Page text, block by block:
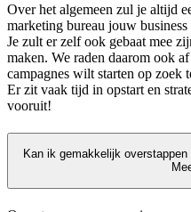
Over het algemeen zul je altijd
marketing bureau jouw
Je zult er zelf ook gebaat mee
maken. We raden daarom ook
campagnes wilt starten op zoek
Er zit vaak tijd in opstart en
vooruit!
Kan ik gemakkelijk